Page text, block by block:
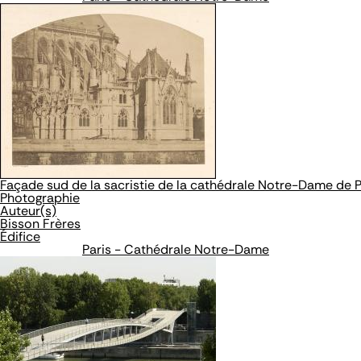
Façade sud de la sacristie de la cathédrale Notre-Dame de
Photographie
Auteur(s)
Bisson Frères
Édifice
Paris - Cathédrale Notre-Dame